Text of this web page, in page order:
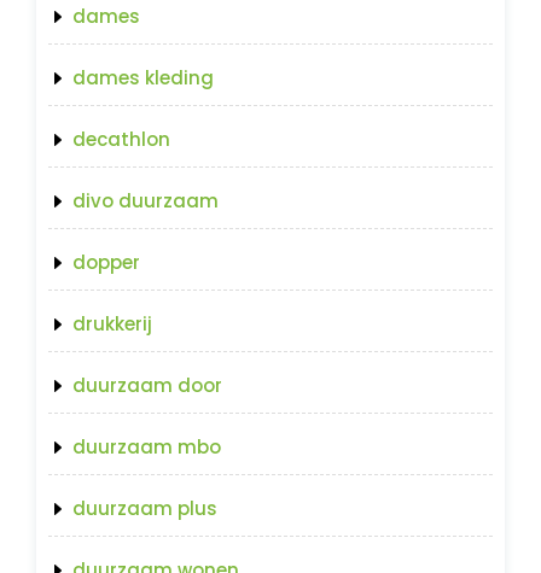
dames
dames kleding
decathlon
divo duurzaam
dopper
drukkerij
duurzaam door
duurzaam mbo
duurzaam plus